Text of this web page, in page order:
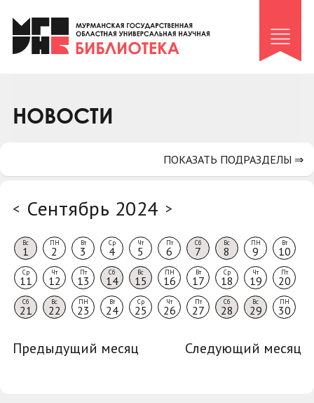
Клуб «Гиря и сельдерей»
Клуб «Семейный архив»
Коллегам
НОВОСТИ
< Сентябрь 2024 >
Вс
1
ПН
2
Вт
3
Ср
4
Чт
5
Пт
6
Сб
7
Вс
8
ПН
9
Вт
10
Ср
11
Чт
12
Пт
13
Сб
14
Вс
15
ПН
16
Вт
17
Ср
18
Чт
19
Пт
20
Сб
21
Вс
22
ПН
23
Вт
24
Ср
25
Чт
26
Пт
27
Сб
28
Вс
29
ПН
30
Предыдущий месяц Следующий месяц
ПОКАЗАТЬ ПОДРАЗДЕЛЫ ⇒